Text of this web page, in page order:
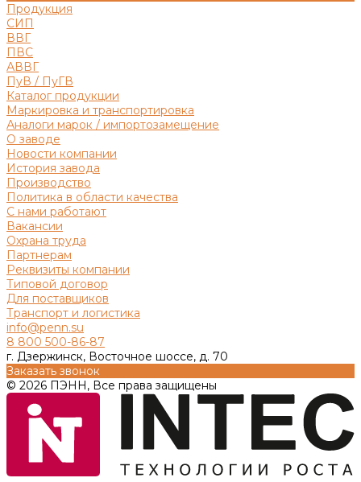
Продукция
СИП
ВВГ
ПВС
АВВГ
ПуВ / ПуГВ
Каталог продукции
Маркировка и транспортировка
Аналоги марок / импортозамещение
О заводе
Новости компании
История завода
Производство
Политика в области качества
С нами работают
Вакансии
Охрана труда
Партнерам
Реквизиты компании
Типовой договор
Для поставщиков
Транспорт и логистика
info@penn.su
8 800 500-86-87
г. Дзержинск, Восточное шоссе, д. 70
Заказать звонок
© 2026 ПЭНН, Все права защищены